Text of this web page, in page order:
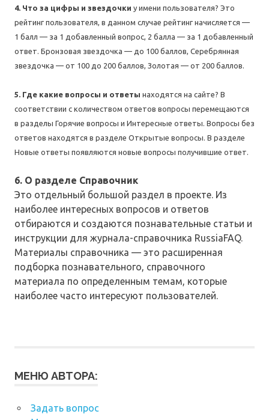
4. Что за цифры и звездочки у имени пользователя? Это
рейтинг пользователя, в данном случае рейтинг начисляется —
1 балл — за 1 добавленный вопрос, 2 балла — за 1 добавленный
ответ. Бронзовая звездочка — до 100 баллов, Серебрянная
звездочка — от 100 до 200 баллов, Золотая — от 200 баллов.
5. Где какие вопросы и ответы находятся на сайте? В
соответствии с количеством ответов вопросы перемещаются
в разделы Горячие вопросы и Интересные ответы. Вопросы без
ответов находятся в разделе Открытые вопросы. В разделе
Новые ответы появляются новые вопросы получившие ответ.
6. О разделе Справочник
Это отдельный большой раздел в проекте. Из
наиболее интересных вопросов и ответов
отбираются и создаются познавательные статьи и
инструкции для журнала-справочника RussiaFAQ.
Материалы справочника — это расширенная
подборка познавательного, справочного
материала по определенным темам, которые
наиболее часто интересуют пользователей.
МЕНЮ АВТОРА:
Задать вопрос